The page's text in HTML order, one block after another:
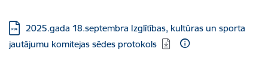
Lejupielādēt:
2025.gada 18.septembra Izglītības, kultūras un sporta
jautājumu komitejas sēdes protokols